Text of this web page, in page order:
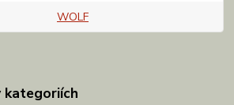
WOLF
kategoriích